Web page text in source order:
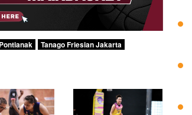
Tanago Friesian Jakarta